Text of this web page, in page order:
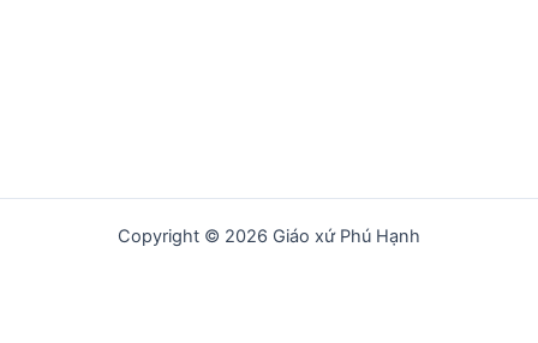
Copyright © 2026 Giáo xứ Phú Hạnh